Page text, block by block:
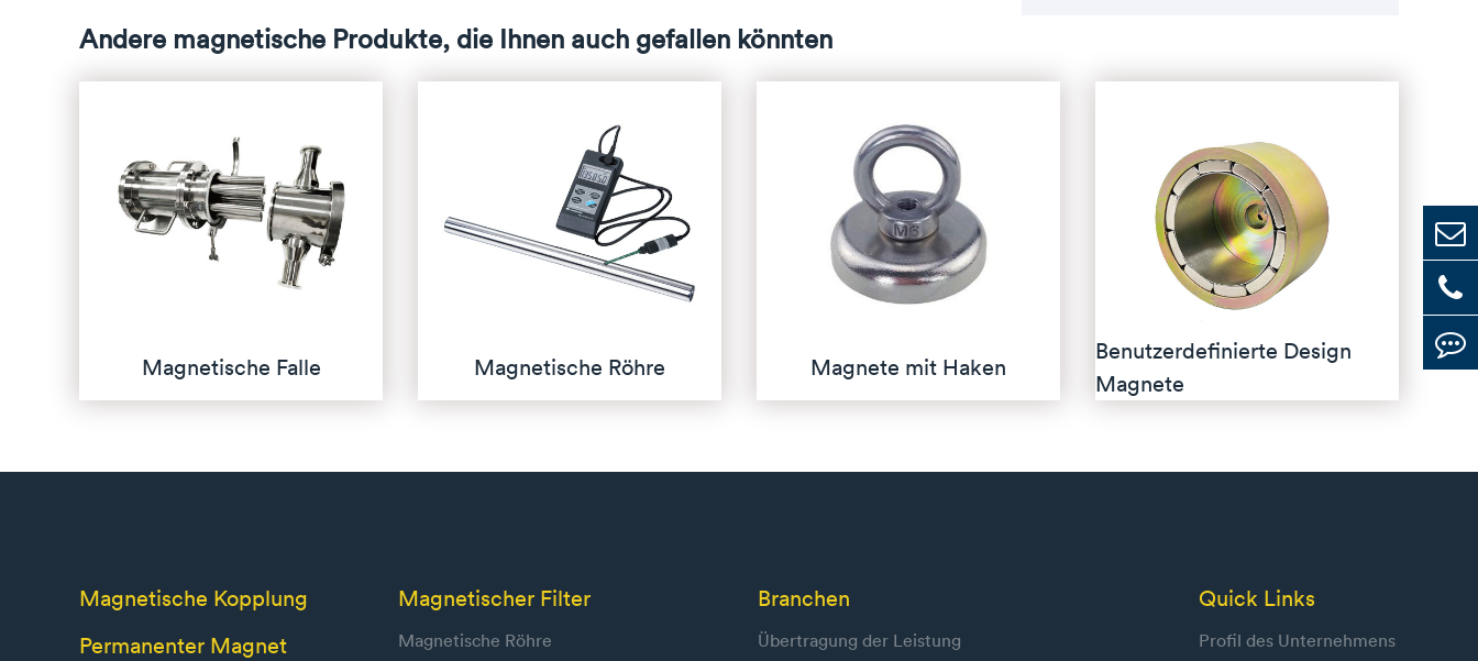
Andere magnetische Produkte, die Ihnen auch gefallen könnten
Magnetische Falle Magnetische Röhre Magnete mit Haken
Benutzerdefinierte Design
Magnete
Magnetische Kopplung
Permanenter Magnet
Magnetischer Filter
Magnetische Röhre
Branchen
Übertragung der Leistung
Quick Links
Profil des Unternehmens